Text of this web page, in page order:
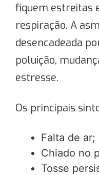
fiquem estreitas
respiração. A
desencadeada
poluição,
estresse.
Os principais
Falta de ar;
Chiado no
Tosse